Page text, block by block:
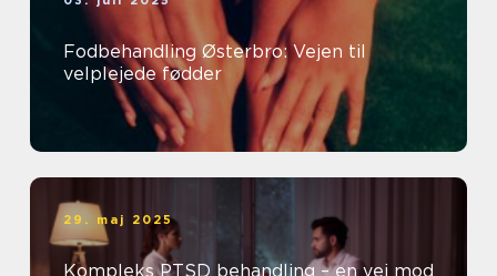
Fodbehandling Østerbro: Vejen til
velplejede fødder
29. maj 2025
Kompleks PTSD behandling – en vej mod